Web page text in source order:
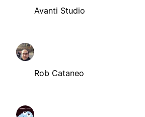
Avanti Studio
Rob Cataneo